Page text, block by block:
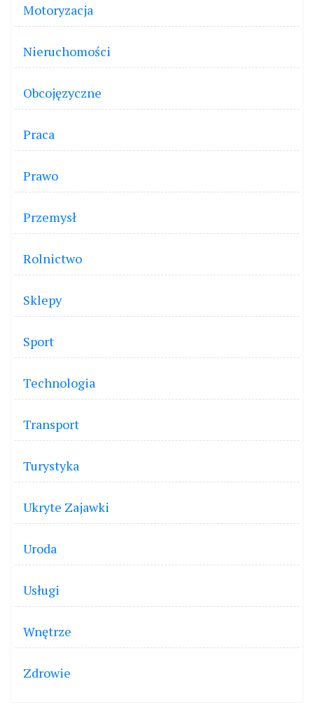
Motoryzacja
Nieruchomości
Obcojęzyczne
Praca
Prawo
Przemysł
Rolnictwo
Sklepy
Sport
Technologia
Transport
Turystyka
Ukryte Zajawki
Uroda
Usługi
Wnętrze
Zdrowie